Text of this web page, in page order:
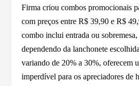
Firma criou combos promocionais
com preços entre R$ 39,90 e R$
combo inclui entrada ou
dependendo da lanchonete
variando de 20% a 30%, oferecem
imperdível para os apreciadores de